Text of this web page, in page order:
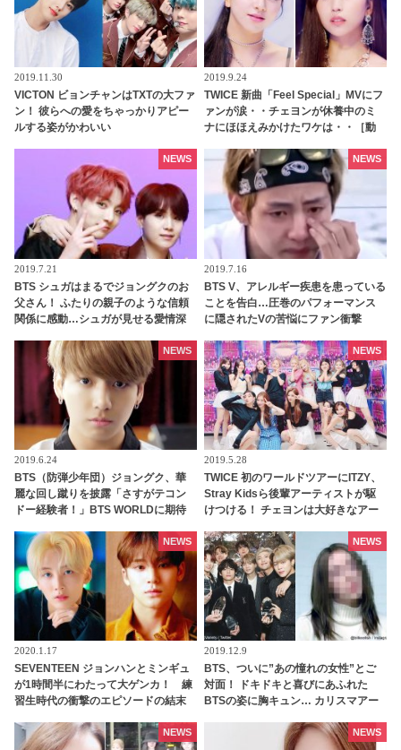
2019.11.30
VICTON ビョンチャンはTXTの大ファ
ン！ 彼らへの愛をちゃっかりアピー
ルする姿がかわいい
2019.9.24
TWICE 新曲「Feel Special」MVにフ
ァンが涙・・チェヨンが休養中のミ
ナにほほえみかけたワケは・・［動
2019.7.21
BTS シュガはまるでジョングクのお
父さん！ ふたりの親子のような信頼
関係に感動…シュガが見せる愛情深
NEWS
2019.7.16
BTS V、アレルギー疾患を患っている
ことを告白…圧巻のパフォーマンス
に隠されたVの苦悩にファン衝撃
NEWS
2019.6.24
BTS（防弾少年団）ジョングク、華
麗な回し蹴りを披露「さすがテコン
ドー経験者！」BTS WORLDに期待
NEWS
2019.5.28
TWICE 初のワールドツアーにITZY、
Stray Kidsら後輩アーティストが駆
けつける！ チェヨンは大好きなアー
NEWS
2020.1.17
SEVENTEEN ジョンハンとミンギュ
が1時間半にわたって大ゲンカ！ 練
習生時代の衝撃のエピソードの結末
NEWS
2019.12.9
BTS、ついに”あの憧れの女性”とご
対面！ ドキドキと喜びにあふれた
BTSの姿に胸キュン… カリスマアー
感動…ファンからはコラボを期待す
NEWS
NEWS NEWS